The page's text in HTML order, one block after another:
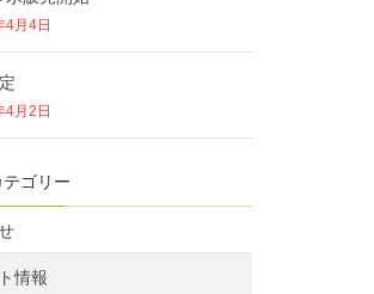
4月4日
4月2日
テゴリー
情報